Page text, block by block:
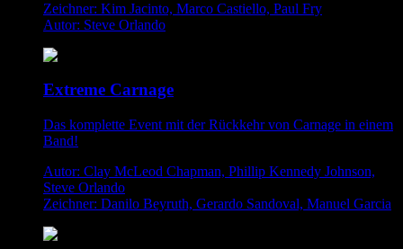
Zeichner: Kim Jacinto, Marco Castiello, Paul Fry
Autor: Steve Orlando
Extreme Carnage
Das komplette Event mit der Rückkehr von Carnage in einem
Band!
Autor: Clay McLeod Chapman, Phillip Kennedy Johnson,
Steve Orlando
Zeichner: Danilo Beyruth, Gerardo Sandoval, Manuel Garcia